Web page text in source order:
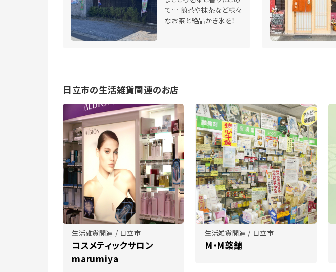
て… 煎茶や抹茶など様々
なお茶と絶品かき氷を！
日立市の生活雑貨関連のお店
生活雑貨関連 / 日立市
コスメティックサロン
marumiya
生活雑貨関連 / 日立市
M・M薬舗